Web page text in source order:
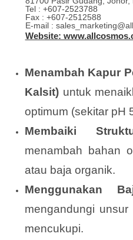
Tel : +607-2523788
Fax : +607-2512588
E-mail :
Website:
Menambah Kapur
Kalsit) untuk
optimum (sekitar pH
Membaiki
menambah bahan
atau baja organik.
Menggunakan
mengandungi
mencukupi.